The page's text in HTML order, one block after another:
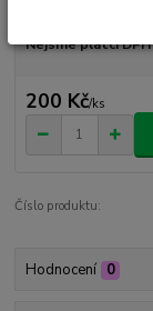
Nejsme plátci DPH
200 Kč/ks
Číslo produktu:
Hodnocení 0